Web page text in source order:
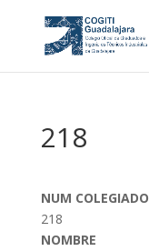
218
NUM COLEGIADO
218
NOMBRE